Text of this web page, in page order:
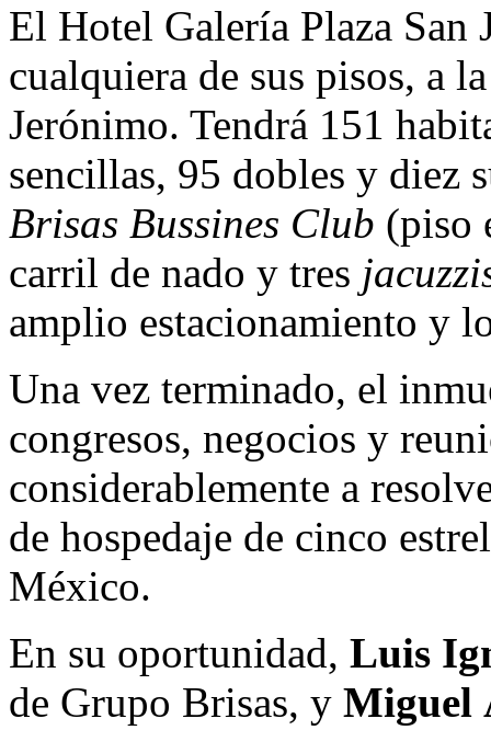
El Hotel Galería Plaza San
cualquiera de sus pisos, a
Jerónimo. Tendrá 151
sencillas, 95 dobles y diez
Brisas Bussines Club (piso
carril de nado y tres
amplio estacionamiento y
Una vez terminado, el
congresos, negocios y
considerablemente a
de hospedaje de cinco
México.
En su oportunidad, Luis
de Grupo Brisas, y Miguel